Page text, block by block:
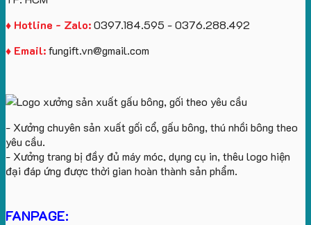
♦ Hotline - Zalo:0397.184.595 - 0376.288.492
♦ Email:fungift.vn@gmail.com
- Xưởng chuyên sản xuất gối cổ, gấu bông, thú nhồi bông theo
yêu cầu.
- Xưởng trang bị đầy đủ máy móc, dụng cụ in, thêu logo hiện
đại đáp ứng được thời gian hoàn thành sản phẩm.
FANPAGE: